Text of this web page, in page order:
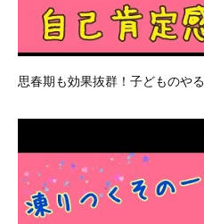
思春期も効果抜群！子どものや